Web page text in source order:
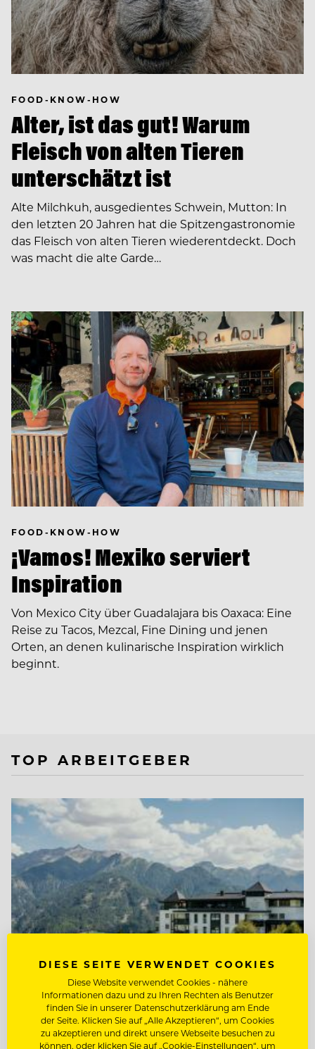
FOOD-KNOW-HOW
Alter, ist das gut! Warum
Fleisch von alten Tieren
unterschätzt ist
Alte Milchkuh, ausgedientes Schwein, Mutton: In
den letzten 20 Jahren hat die Spitzengastronomie
das Fleisch von alten Tieren wiederentdeckt. Doch
was macht die alte Garde…
FOOD-KNOW-HOW
¡Vamos! Mexiko serviert
Inspiration
Von Mexico City über Guadalajara bis Oaxaca: Eine
Reise zu Tacos, Mezcal, Fine Dining und jenen
Orten, an denen kulinarische Inspiration wirklich
beginnt.
TOP ARBEITGEBER
TOP ARBEITGEBER
Schlosshotel Fiss
DIESE SEITE VERWENDET COOKIES
Diese Website verwendet Cookies - nähere
Informationen dazu und zu Ihren Rechten als Benutzer
finden Sie in unserer Datenschutzerklärung am Ende
der Seite. Klicken Sie auf „Alle Akzeptieren“, um Cookies
zu akzeptieren und direkt unsere Webseite besuchen zu
können, oder klicken Sie auf „Cookie-Einstellungen“, um